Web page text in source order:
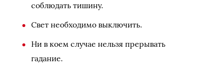
соблюдать тишину.
Свет необходимо выключить.
Ни в коем случае нельзя прерывать
гадание.